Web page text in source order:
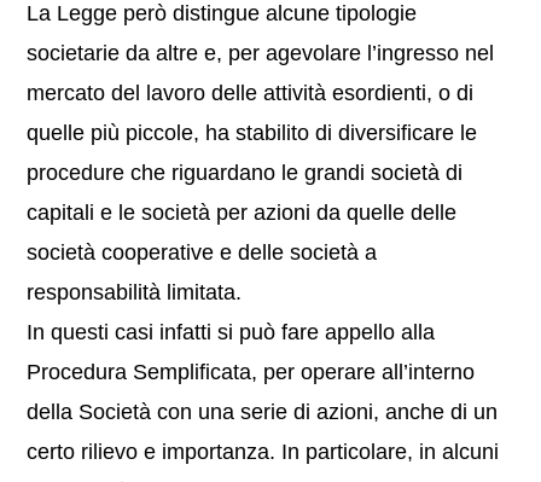
La Legge però distingue alcune tipologie
societarie da altre e, per agevolare l’ingresso nel
mercato del lavoro delle attività esordienti, o di
quelle più piccole, ha stabilito di diversificare le
procedure che riguardano le grandi società di
capitali e le società per azioni da quelle delle
società cooperative e delle società a
responsabilità limitata.
In questi casi infatti si può fare appello alla
Procedura Semplificata, per operare all’interno
della Società con una serie di azioni, anche di un
certo rilievo e importanza. In particolare, in alcuni